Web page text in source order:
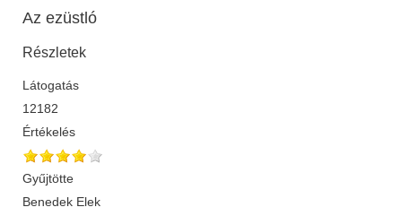
Az ezüstló
Részletek
Látogatás
12182
Értékelés
Gyűjtötte
Benedek Elek